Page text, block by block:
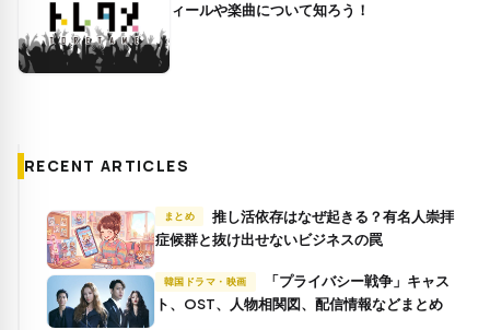
ィールや楽曲について知ろう！
RECENT ARTICLES
まとめ
推し活依存はなぜ起きる？有名人崇拝
症候群と抜け出せないビジネスの罠
韓国ドラマ・映画
ト、OST、人物相関図、配信情報などまとめ